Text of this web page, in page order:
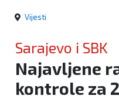
Vijesti
Sarajevo i SBK
Najavljene
kontrole za